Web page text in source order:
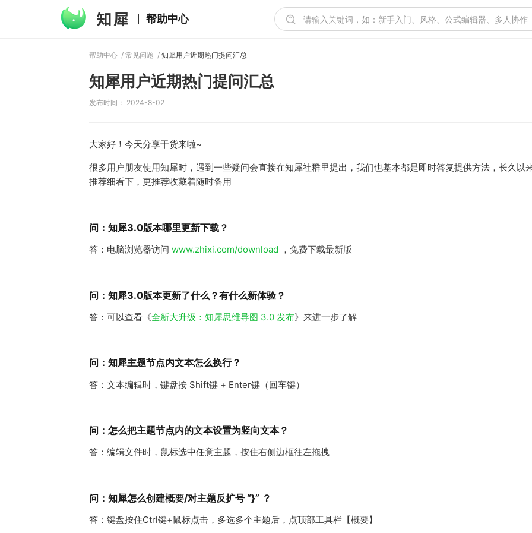
帮助中心
帮助中心 / 常见问题 / 知犀用户近期热门提问汇总
知犀用户近期热门提问汇总
发布时间： 2024-8-02
大家好！今天分享干货来啦~
很多用户朋友使用知犀时，遇到一些疑问会直接在知犀社群里提出，我们也基本都是即时答复提供方法，长久以
推荐细看下，更推荐收藏着随时备用
问：知犀3.0版本哪里更新下载？
答：电脑浏览器访问 www.zhixi.com/download ，免费下载最新版
问：知犀3.0版本更新了什么？有什么新体验？
答：可以查看《全新大升级：知犀思维导图 3.0 发布》来进一步了解
问：知犀主题节点内文本怎么换行？
答：文本编辑时，键盘按 Shift键 + Enter键（回车键）
问：怎么把主题节点内的文本设置为竖向文本？
答：编辑文件时，鼠标选中任意主题，按住右侧边框往左拖拽
问：知犀怎么创建概要/对主题反扩号 “}” ？
答：键盘按住Ctrl键+鼠标点击，多选多个主题后，点顶部工具栏【概要】